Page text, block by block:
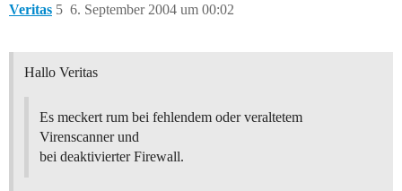
Veritas 6. September 2004 um 00:02
5
Hallo Veritas
Es meckert rum bei fehlendem oder veraltetem
Virenscanner und
bei deaktivierter Firewall.